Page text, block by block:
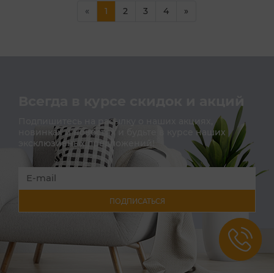
« 1(current)
2 3 4 »
Всегда в курсе скидок и акций
Подпишитесь на расылку о наших акциях,
новинках и новостях и будьте в курсе наших
эксклюзивных предложений!
ПОДПИСАТЬСЯ